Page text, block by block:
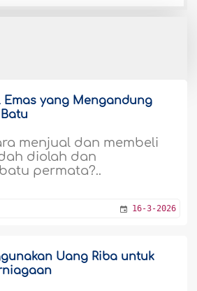
Emas yang Mengandung
menjual dan membeli
diolah dan
permata?..
16-3-2026
Uang Riba untuk